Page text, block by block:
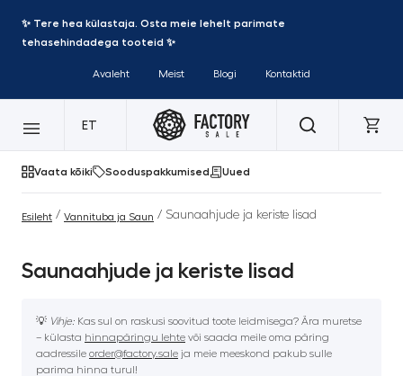
✨ Tere hea külastaja. Osta meie lehelt parimate
tehasehindadega tooteid ✨
Avaleht Meist Blogi Kontaktid
ET
Vaata kõiki Sooduspakkumised Uued
Esileht / Vannituba ja Saun / Saunaahjude ja keriste lisad
Saunaahjude ja keriste lisad
💡 Vihje: Kas sul on raskusi soovitud toote leidmisega? Ära muretse
– külasta hinnapäringu lehte või saada meile oma päring
aadressile order@factory.sale ja meie meeskond pakub sulle
parima hinna turul!